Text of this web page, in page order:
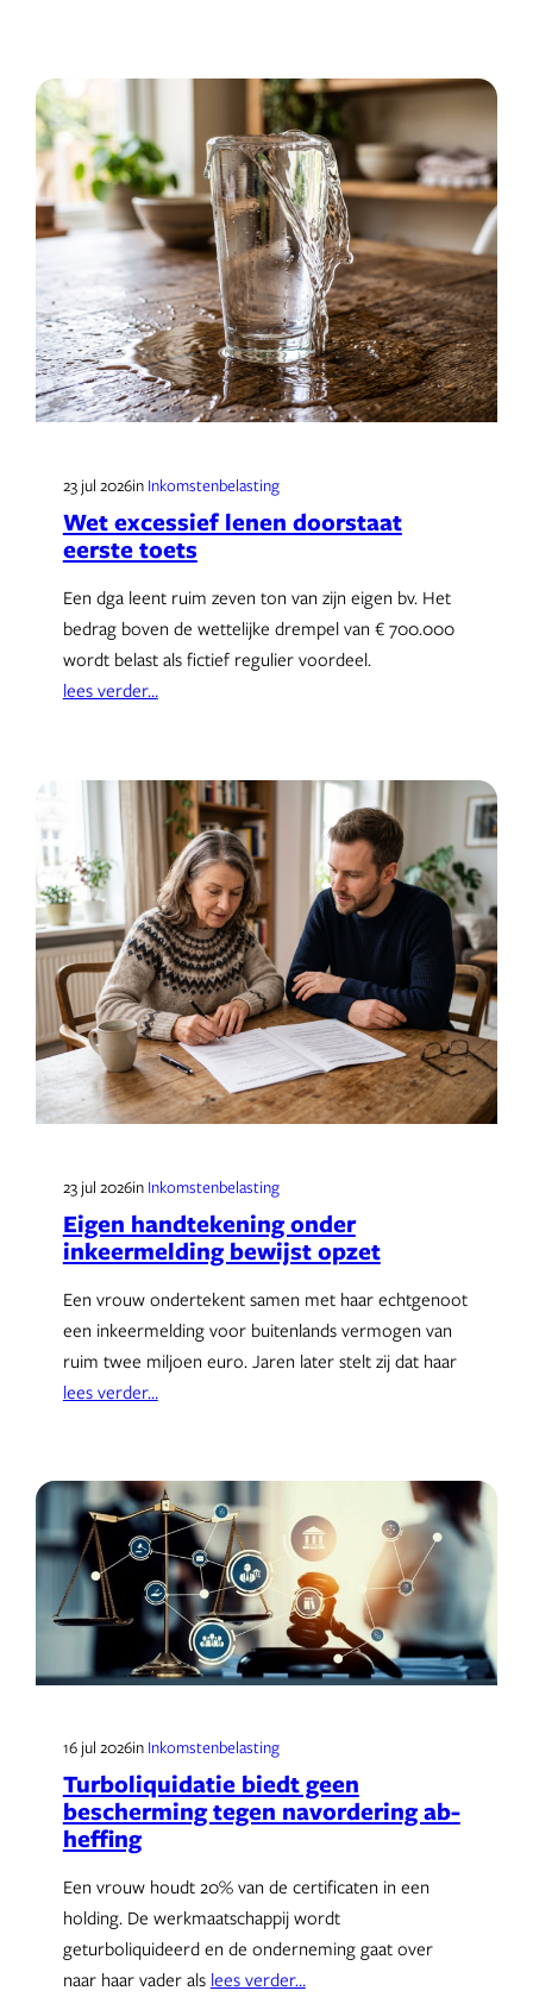
23 jul 2026in Inkomstenbelasting
Wet excessief lenen doorstaat
eerste toets
Een dga leent ruim zeven ton van zijn eigen bv. Het
bedrag boven de wettelijke drempel van € 700.000
wordt belast als fictief regulier voordeel.
lees verder…
23 jul 2026in Inkomstenbelasting
Eigen handtekening onder
inkeermelding bewijst opzet
Een vrouw ondertekent samen met haar echtgenoot
een inkeermelding voor buitenlands vermogen van
ruim twee miljoen euro. Jaren later stelt zij dat haar
lees verder…
16 jul 2026in Inkomstenbelasting
Turboliquidatie biedt geen
bescherming tegen navordering ab-
heffing
Een vrouw houdt 20% van de certificaten in een
holding. De werkmaatschappij wordt
geturboliquideerd en de onderneming gaat over
naar haar vader als lees verder…